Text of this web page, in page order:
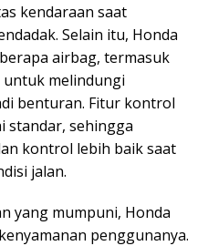
kendaraan saat
Selain itu, Honda
airbag, termasuk
untuk melindungi
benturan. Fitur kontrol
standar, sehingga
kontrol lebih baik saat
jalan.
yang mumpuni, Honda
penggunanya.